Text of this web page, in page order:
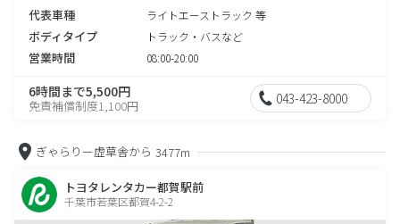
代表車種 ライトエーストラック 等
ボディタイプ トラック・バスなど
営業時間 08:00-20:00
6時間まで5,500円
免責補償制度1,100円 043-423-8000
ぎゃらりー虚草舎から 3477m
トヨタレンタカー都賀駅前
千葉市若葉区都賀4-2-2